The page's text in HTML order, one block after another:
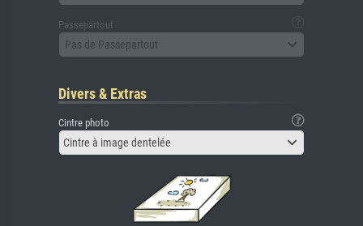
Passepartout
Pas de Passepartout
Divers & Extras
Cintre photo
Cintre à image dentelée